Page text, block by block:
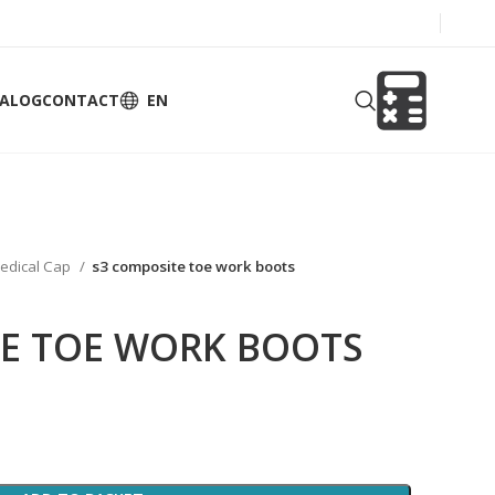
CONTACT EN
Cap s3 composite toe work boots
TOE WORK BOOTS